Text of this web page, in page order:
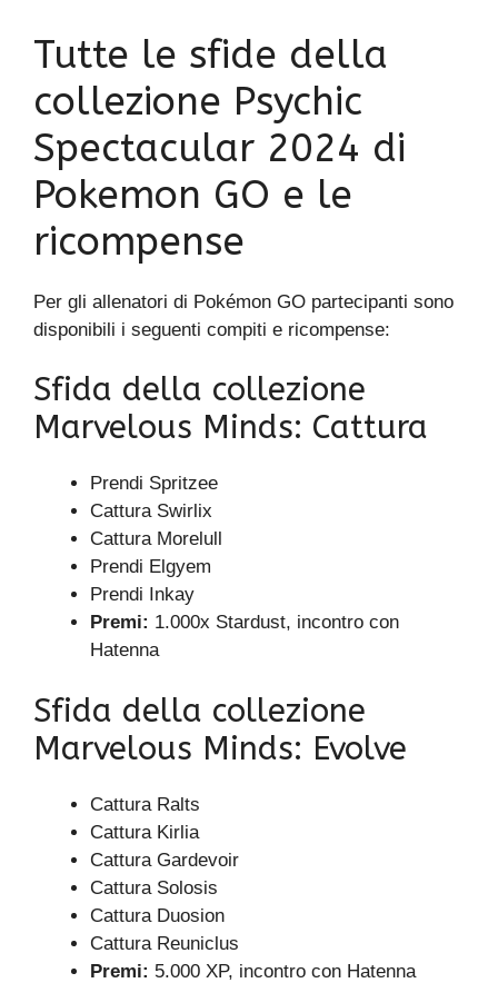
Tutte le sfide della
collezione Psychic
Spectacular 2024 di
Pokemon GO e le
ricompense
Per gli allenatori di Pokémon GO partecipanti sono
disponibili i seguenti compiti e ricompense:
Sfida della collezione
Marvelous Minds: Cattura
Prendi Spritzee
Cattura Swirlix
Cattura Morelull
Prendi Elgyem
Prendi Inkay
Premi: 1.000x Stardust, incontro con
Hatenna
Sfida della collezione
Marvelous Minds: Evolve
Cattura Ralts
Cattura Kirlia
Cattura Gardevoir
Cattura Solosis
Cattura Duosion
Cattura Reuniclus
Premi: 5.000 XP, incontro con Hatenna